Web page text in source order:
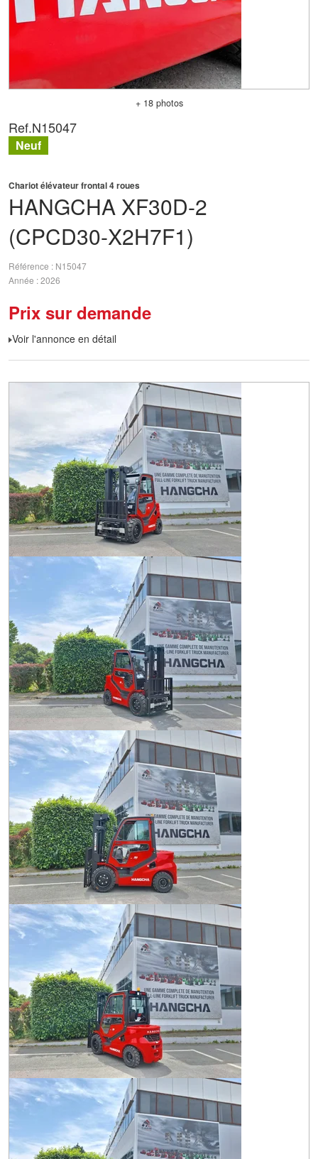
+ 18 photos
HANGCHA XF30D-2
(CPCD30-X2H7F1)
Chariot élévateur frontal 4 roues
Référence
N15047
Année 2026
Prix sur demande
Voir l'annonce en détail
Ref.N15047
Neuf